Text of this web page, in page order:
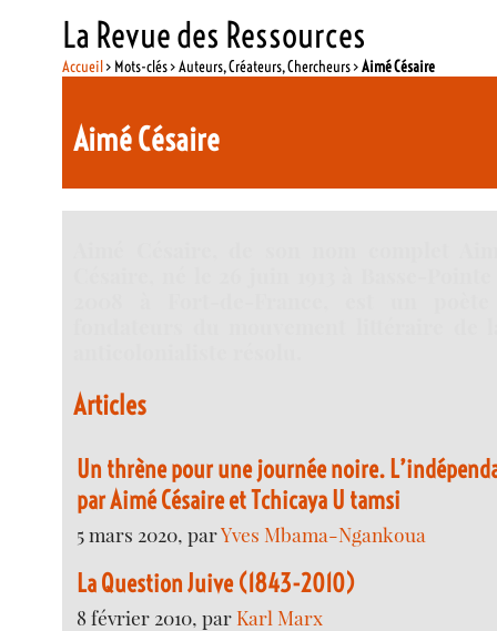
La Revue des Ressources
Accueil> Mots-clés > Auteurs, Créateurs, Chercheurs >Aimé Césaire
Aimé Césaire
Articles
Un thrène pour une journée noire.
par Aimé Césaire et Tchicaya U tamsi
5 mars 2020, parYves Mbama-Ngankoua
La Question Juive (1843-2010)
8 février 2010, parKarl Marx